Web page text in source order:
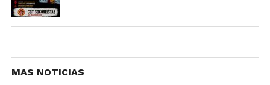
MAS NOTICIAS